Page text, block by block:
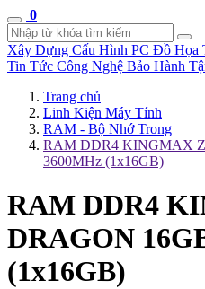
0
Xây Dựng Cấu Hình PC Đồ Họa
Tin Tức Công Nghệ Bảo Hành
Trang chủ
Linh Kiện Máy Tính
RAM - Bộ Nhớ Trong
RAM DDR4 KINGMAX
3600MHz (1x16GB)
RAM DDR4
DRAGON
(1x16GB)